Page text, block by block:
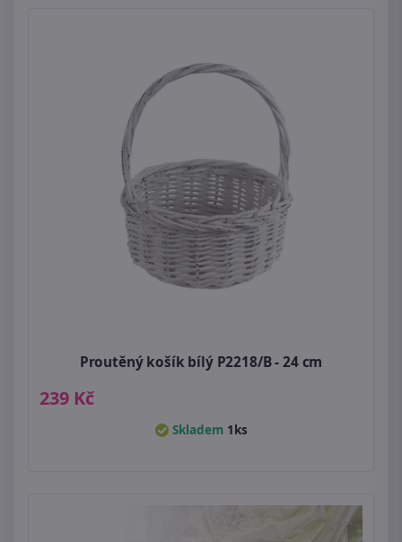
Proutěný košík bílý P2218/B - 24 cm
239 Kč
Skladem 1ks